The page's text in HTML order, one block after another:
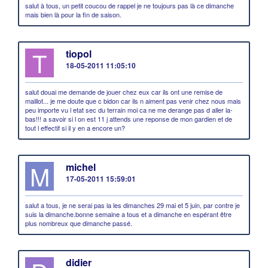
salut à tous, un petit coucou de rappel je ne toujours pas là ce dimanche
mais bien là pour la fin de saison.
T tiopol
18-05-2011 11:05:10
salut douai me demande de jouer chez eux car ils ont une remise de
maillot... je me doute que c bidon car ils n aiment pas venir chez nous mais
peu importe vu l etat sec du terrain moi ca ne me derange pas d aller la-
bas!!! a savoir si l on est 11 j attends une reponse de mon gardien et de
tout l effectif si il y en a encore un?
M michel
17-05-2011 15:59:01
salut a tous, je ne serai pas la les dimanches 29 mai et 5 juin, par contre je
suis la dimanche.bonne semaine a tous et a dimanche en espérant être
plus nombreux que dimanche passé.
didier